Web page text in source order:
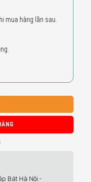
mua hàng lần sau.
Bát Hà Nội.-